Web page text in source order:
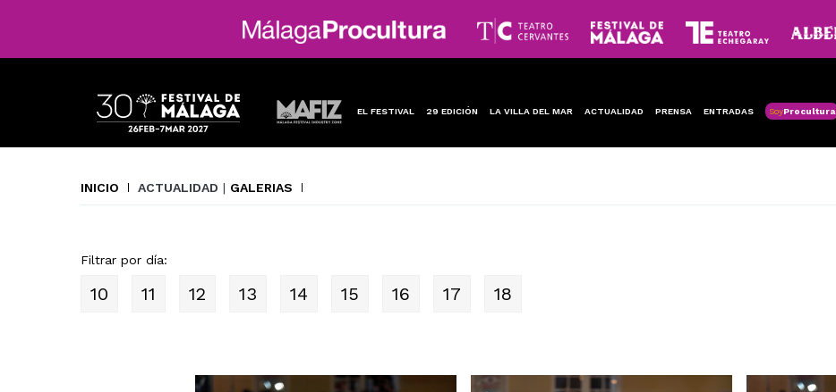
EL FESTIVAL 29 EDICIÓN LA VILLA DEL MAR ACTUALIDAD PRENSA ENTRADAS SoyProcultura
INICIO
ACTUALIDAD | GALERIAS
Filtrar por día:
10 11 12 13 14 15 16 17 18